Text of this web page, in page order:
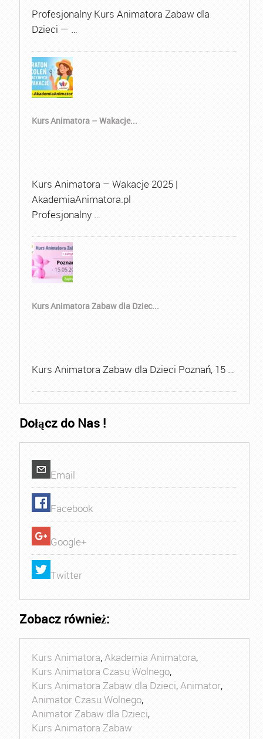
Profesjonalny Kurs Animatora Zabaw dla
Dzieci — …
Kurs Animatora – Wakacje...
Kurs Animatora – Wakacje 2025 |
AkademiaAnimatora.pl
Profesjonalny …
Kurs Animatora Zabaw dla Dziec...
Kurs Animatora Zabaw dla Dzieci Poznań, 15 …
Dołącz do Nas !
Email
Facebook
Google+
Twitter
Zobacz również:
Kurs Animatora,Akademia Animatora,
Kurs Animatora Czasu Wolnego,
Kurs Animatora Zabaw dla Dzieci,Animator,
Animator Czasu Wolnego,
Animator Zabaw dla Dzieci,
Kurs Animatora Zabaw